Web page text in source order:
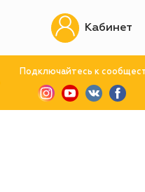
Подключайтесь к
Кабинет